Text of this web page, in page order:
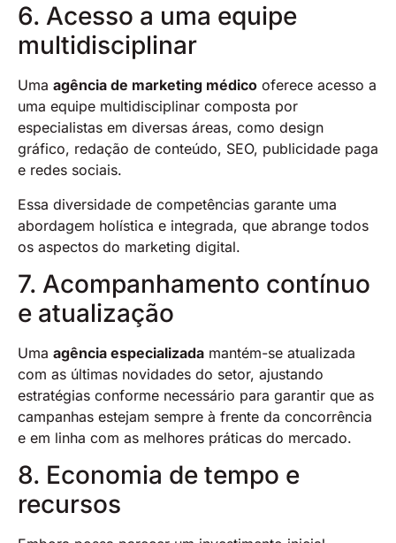
6. Acesso a uma equipe
multidisciplinar
Uma agência de marketing médico oferece acesso a
uma equipe multidisciplinar composta por
especialistas em diversas áreas, como design
gráfico, redação de conteúdo, SEO, publicidade paga
e redes sociais.
Essa diversidade de competências garante uma
abordagem holística e integrada, que abrange todos
os aspectos do marketing digital.
7. Acompanhamento contínuo
e atualização
Uma agência especializada mantém-se atualizada
com as últimas novidades do setor, ajustando
estratégias conforme necessário para garantir que as
campanhas estejam sempre à frente da concorrência
e em linha com as melhores práticas do mercado.
8. Economia de tempo e
recursos